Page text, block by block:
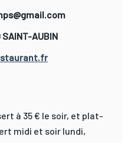
AUBIN
à 35 € le soir, et plat-
midi et soir lundi,